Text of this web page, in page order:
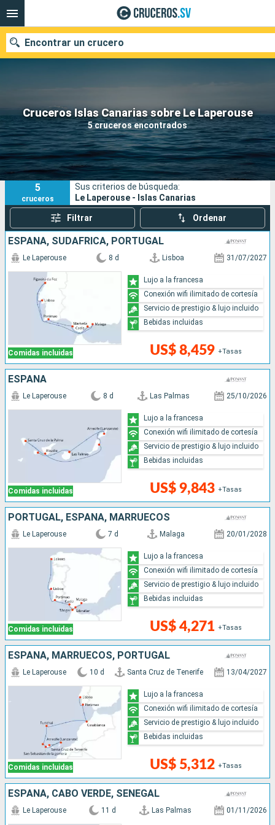
Cruceros Islas Canarias sobre Le Laperouse
5 cruceros encontrados
Encontrar un crucero
Nuestros destinos
Fecha de salida
Puertos Compañías
Buscar
5
cruceros
Sus criterios de búsqueda:
Le Laperouse - Islas Canarias
Filtrar Ordenar
ESPAÑA, SUDAFRICA, PORTUGAL
Comidas incluidas
Le Laperouse 8 d Lisboa 31/07/2027
US$ 8,459 +Tasas
Lujo a la francesa
Conexión wifi ilimitado de cortesía
Servicio de prestigio & lujo incluido
Bebidas incluidas
ESPAÑA
Comidas incluidas
Le Laperouse 8 d Las Palmas 25/10/2026
US$ 9,843 +Tasas
Lujo a la francesa
Conexión wifi ilimitado de cortesía
Servicio de prestigio & lujo incluido
Bebidas incluidas
PORTUGAL, ESPAÑA, MARRUECOS
Comidas incluidas
Le Laperouse 7 d Malaga 20/01/2028
US$ 4,271 +Tasas
Lujo a la francesa
Conexión wifi ilimitado de cortesía
Servicio de prestigio & lujo incluido
Bebidas incluidas
ESPAÑA, MARRUECOS, PORTUGAL
Comidas incluidas
Le Laperouse 10 d Santa Cruz de Tenerife 13/04/2027
US$ 5,312 +Tasas
Lujo a la francesa
Conexión wifi ilimitado de cortesía
Servicio de prestigio & lujo incluido
Bebidas incluidas
ESPAÑA, CABO VERDE, SENEGAL
Le Laperouse 11 d Las Palmas 01/11/2026